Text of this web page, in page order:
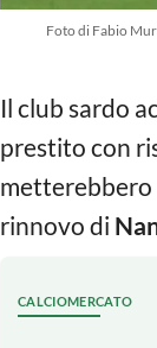
Foto di Fabio
Il club sardo
prestito con
metterebbero
rinnovo di
CALCIOMERCATO